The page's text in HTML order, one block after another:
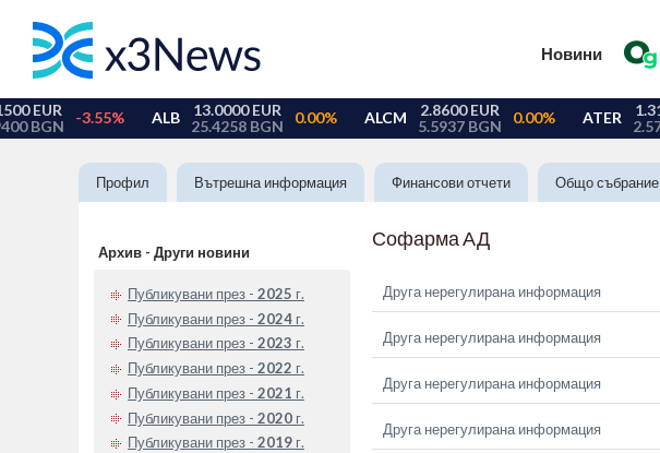
Новини
Профил Вътрешна информация Финансови отчети Общо събрание
Архив - Други новини
Публикувани през - 2025 г.
Публикувани през - 2024 г.
Публикувани през - 2023 г.
Публикувани през - 2022 г.
Публикувани през - 2021 г.
Публикувани през - 2020 г.
Публикувани през - 2019 г.
Софарма АД
Друга нерегулирана информация
Друга нерегулирана информация
Друга нерегулирана информация
Друга нерегулирана информация